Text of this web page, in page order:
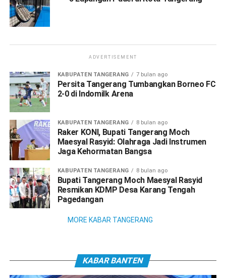
ADVERTISEMENT
KABUPATEN TANGERANG 7 bulan ago
Persita Tangerang Tumbangkan Borneo FC
2-0 di Indomilk Arena
KABUPATEN TANGERANG 8 bulan ago
Raker KONI, Bupati Tangerang Moch
Maesyal Rasyid: Olahraga Jadi Instrumen
Jaga Kehormatan Bangsa
KABUPATEN TANGERANG 8 bulan ago
Bupati Tangerang Moch Maesyal Rasyid
Resmikan KDMP Desa Karang Tengah
Pagedangan
MORE KABAR TANGERANG
KABAR BANTEN